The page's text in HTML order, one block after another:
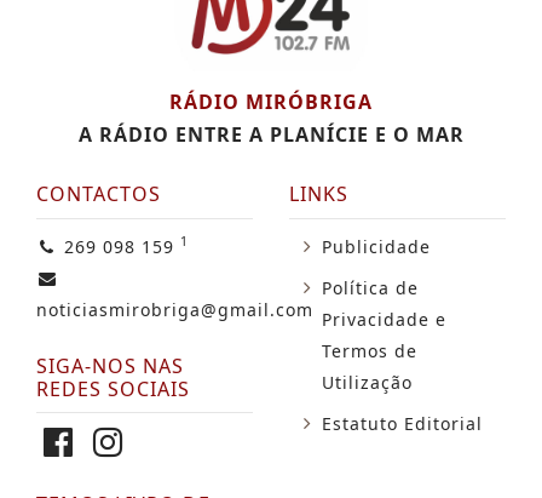
RÁDIO MIRÓBRIGA
A RÁDIO ENTRE A PLANÍCIE E O MAR
CONTACTOS
269 098 159 1
noticiasmirobriga@gmail.com
SIGA-NOS NAS
REDES SOCIAIS
LINKS
Publicidade
Política de
Privacidade e
Termos de
Utilização
Estatuto Editorial